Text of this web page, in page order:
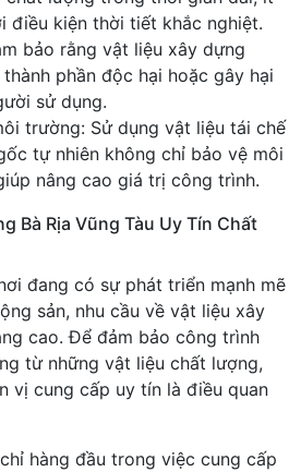
điều kiện thời tiết khắc nghiệt.
bảo rằng vật liệu xây dựng
phần độc hại hoặc gây hại
sử dụng.
trường: Sử dụng vật liệu tái chế
tự nhiên không chỉ bảo vệ môi
nâng cao giá trị công trình.
Bà Rịa Vũng Tàu Uy Tín Chất
đang có sự phát triển mạnh mẽ
sản, nhu cầu về vật liệu xây
cao. Để đảm bảo công trình
từ những vật liệu chất lượng,
vị cung cấp uy tín là điều quan
hàng đầu trong việc cung cấp